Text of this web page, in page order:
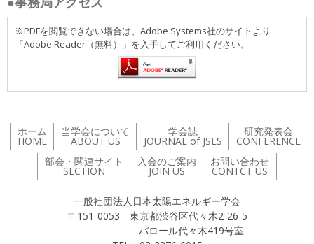
※PDFを閲覧できない場合は、Adobe Systems社のサイトより
「Adobe Reader（無料）」を入手してご利用ください。
ホーム
HOME
当学会について
ABOUT US
学会誌
JOURNAL of JSES
研究発表会
CONFERENCE
部会・関連サイト
SECTION
入会のご案内
JOIN US
お問い合わせ
CONTCT US
一般社団法人日本太陽エネルギー学会
〒151-0053 東京都渋谷区代々木2-26-5
バロール代々木419号室